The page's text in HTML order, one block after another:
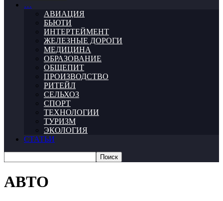
…
АВИАЦИЯ
БЬЮТИ
ИНТЕРТЕЙМЕНТ
ЖЕЛЕЗНЫЕ ДОРОГИ
МЕДИЦИНА
ОБРАЗОВАНИЕ
ОБЩЕПИТ
ПРОИЗВОДСТВО
РИТЕЙЛ
СЕЛЬХОЗ
СПОРТ
ТЕХНОЛОГИИ
ТУРИЗМ
ЭКОЛОГИЯ
СТАТЬИ
АВТО